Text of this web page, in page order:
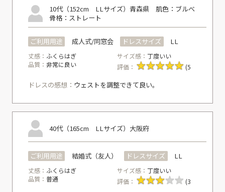
10代（152cm LLサイズ） 青森県 肌色：ブルべ
骨格：ストレート
ご利用用途 成人式/同窓会 ドレスサイズ LL
丈感： ふくらはぎ サイズ感：丁度いい
品質： 非常に良い 評価： (5
ドレスの感想： ウェストを調整できて良い。
40代（165cm LLサイズ） 大阪府
ご利用用途 結婚式（友人） ドレスサイズ LL
丈感： ふくらはぎ サイズ感：丁度いい
品質： 普通 評価： (3